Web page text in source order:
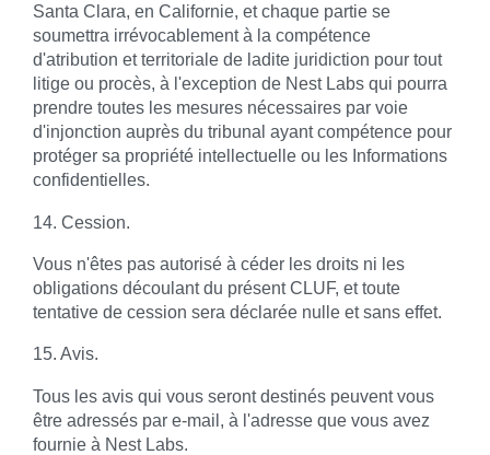
Santa Clara, en Californie, et chaque partie se
soumettra irrévocablement à la compétence
d'atribution et territoriale de ladite juridiction pour tout
litige ou procès, à l'exception de Nest Labs qui pourra
prendre toutes les mesures nécessaires par voie
d'injonction auprès du tribunal ayant compétence pour
protéger sa propriété intellectuelle ou les Informations
confidentielles.
14. Cession.
Vous n'êtes pas autorisé à céder les droits ni les
obligations découlant du présent CLUF, et toute
tentative de cession sera déclarée nulle et sans effet.
15. Avis.
Tous les avis qui vous seront destinés peuvent vous
être adressés par e‑mail, à l'adresse que vous avez
fournie à Nest Labs.